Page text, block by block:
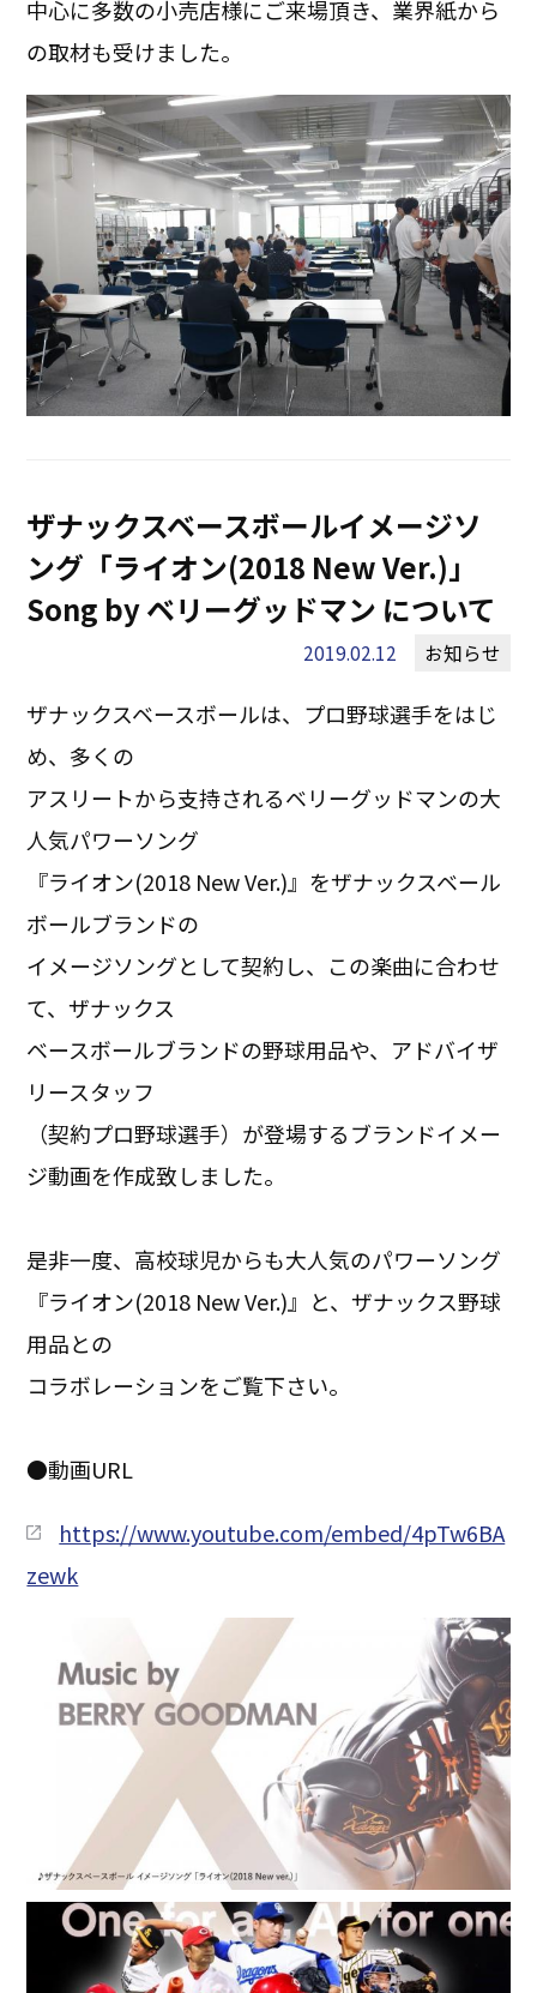
中心に多数の小売店様にご来場頂き、業界紙から
の取材も受けました。
ザナックスベースボールイメージソ
ング「ライオン(2018 New Ver.)」
Song by ベリーグッドマン について
2019.02.12 お知らせ
ザナックスベースボールは、プロ野球選手をはじ
め、多くの
アスリートから支持されるベリーグッドマンの大
人気パワーソング
『ライオン(2018 New Ver.)』をザナックスベール
ボールブランドの
イメージソングとして契約し、この楽曲に合わせ
て、ザナックス
ベースボールブランドの野球用品や、アドバイザ
リースタッフ
（契約プロ野球選手）が登場するブランドイメー
ジ動画を作成致しました。
是非一度、高校球児からも大人気のパワーソング
『ライオン(2018 New Ver.)』と、ザナックス野球
用品との
コラボレーションをご覧下さい。
●動画URL
https://www.youtube.com/embed/4pTw6BA
zewk